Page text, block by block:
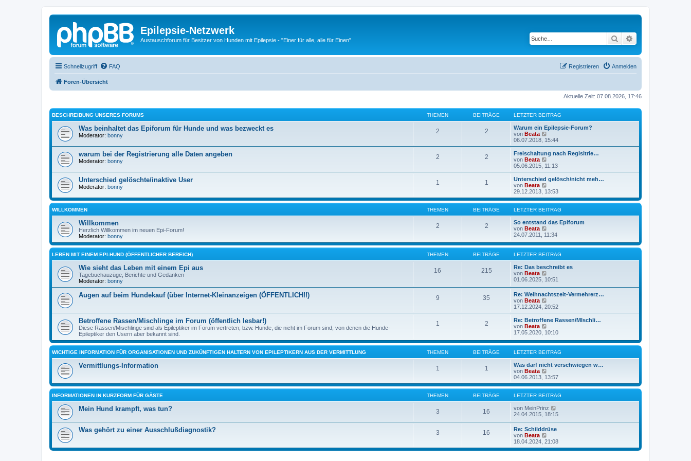
Epilepsie-Netzwerk
Austauschforum für Besitzer von Hunden mit Epilepsie - "Einer für alle, alle für Einen" Suche
Schnellzugriff FAQ Anmelden
Registrieren
Foren-Übersicht
Aktuelle Zeit: 07.08.2026, 17:46
BESCHREIBUNG UNSERES FORUMS THEMEN BEITRÄGE LETZTER BEITRAG
Was beinhaltet das Epiforum für Hunde und was bezweckt es
Moderator: bonny
2 2
Warum ein Epilepsie-Forum?
von Beata
e
u
e
s
t
B
e
i
t
r
a
g
06.07.2018, 15:44
warum bei der Registrierung alle Daten angeben
Moderator: bonny
2 2
Freischaltung nach Regisitrie…
von Beata
e
u
e
s
t
r
B
e
i
r
g
05.06.2015, 11:13
Unterschied gelöschte/inaktive User
Moderator: bonny
1 1
Unterschied gelösch/nicht meh…
von Beata
e
u
e
s
t
e
B
i
t
a
g
29.12.2013, 13:53
WILLKOMMEN THEMEN BEITRÄGE LETZTER BEITRAG
Willkommen
Herzlich Willkommen im neuen Epi-Forum!
Moderator: bonny
2 2
So entstand das Epiforum
von Beata
e
e
s
e
r
B
e
i
t
a
g
24.07.2011, 11:34
LEBEN MIT EINEM EPI-HUND (ÖFFENTLICHER BEREICH) THEMEN BEITRÄGE LETZTER BEITRAG
Wie sieht das Leben mit einem Epi aus
Tagebuchauzüge, Berichte und Gedanken
Moderator: bonny
16 215
Re: Das beschreibt es
von Beata
e
e
s
t
e
r
B
i
t
r
a
g
01.06.2025, 10:51
Augen auf beim Hundekauf (über Internet-Kleinanzeigen (ÖFFENTLICH!!) 9 35
Re: Weihnachtszeit-Vermehrerz…
von Beata
e
u
e
t
r
B
e
i
t
r
a
g
17.12.2024, 20:52
Betroffene Rassen/Mischlinge im Forum (öffentlich lesbar!)
Diese Rassen/Mischlinge sind als Epileptiker im Forum vertreten, bzw. Hunde, die nicht im Forum sind, von denen die Hunde-
Epileptiker den Usern aber bekannt sind.
1 2
Re: Betroffene Rassen/MIschli…
von Beata
e
e
s
e
r
B
e
i
t
a
g
17.05.2020, 10:10
WICHTIGE INFORMATION FÜR ORGANISATIONEN UND ZUKÜNFTIGEN HALTERN VON EPILEPTIKERN AUS DER VERMITTLUNG THEMEN BEITRÄGE LETZTER BEITRAG
Vermittlungs-Information 1 1
Was darf nicht verschwiegen w…
von Beata
e
u
e
s
t
e
r
e
i
t
r
a
04.06.2013, 13:57
INFORMATIONEN IN KURZFORM FÜR GÄSTE THEMEN BEITRÄGE LETZTER BEITRAG
Mein Hund krampft, was tun? 3 16 von MeinPrinz
e
s
t
e
r
24.04.2015, 18:15
Was gehört zu einer Ausschlußdiagnostik? 3 16
Re: Schilddrüse
von Beata
e
u
18.04.2024, 21:08